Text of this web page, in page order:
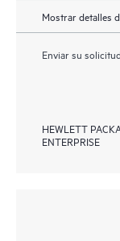
Mostrar detalles
Enviar su
HEWLETT
ENTERPRISE